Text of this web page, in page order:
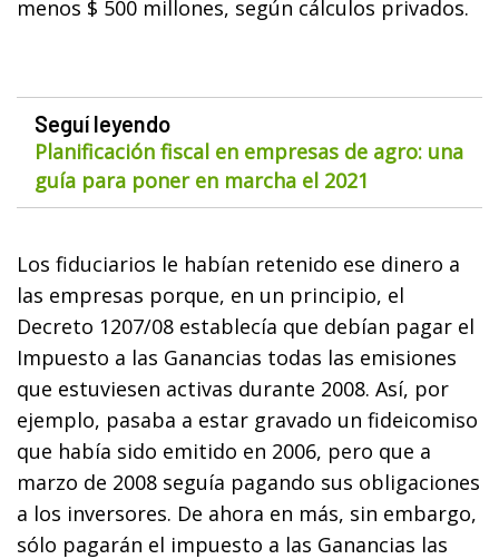
menos $ 500 millones, según cálculos privados.
Seguí leyendo
Planificación fiscal en empresas de agro: una
guía para poner en marcha el 2021
Los fiduciarios le habían retenido ese dinero a
las empresas porque, en un principio, el
Decreto 1207/08 establecía que debían pagar el
Impuesto a las Ganancias todas las emisiones
que estuviesen activas durante 2008. Así, por
ejemplo, pasaba a estar gravado un fideicomiso
que había sido emitido en 2006, pero que a
marzo de 2008 seguía pagando sus obligaciones
a los inversores. De ahora en más, sin embargo,
sólo pagarán el impuesto a las Ganancias las